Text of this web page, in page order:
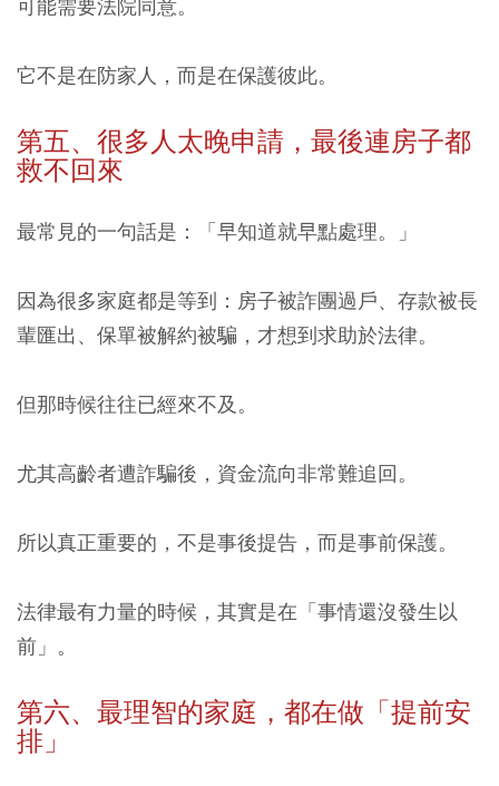
可能需要法院同意。
它不是在防家人，而是在保護彼此。
第五、很多人太晚申請，最後連房子都
救不回來
最常見的一句話是：「早知道就早點處理。」
因為很多家庭都是等到：房子被詐團過戶、存款被長
輩匯出、保單被解約被騙，才想到求助於法律。
但那時候往往已經來不及。
尤其高齡者遭詐騙後，資金流向非常難追回。
所以真正重要的，不是事後提告，而是事前保護。
法律最有力量的時候，其實是在「事情還沒發生以
前」。
第六、最理智的家庭，都在做「提前安
排」